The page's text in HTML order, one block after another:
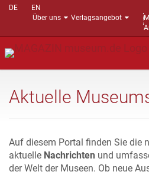
DE
EN
Über uns
Verlagsangebot
Aktuelle
Auf diesem Portal finden Sie die
aktuelle Nachrichten und
der Welt der Museen. Ob neue